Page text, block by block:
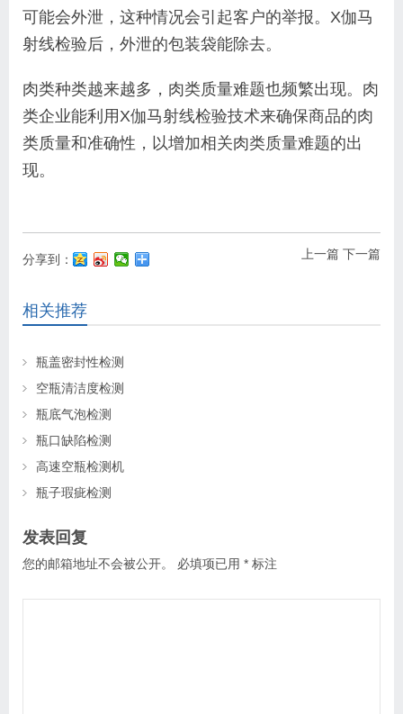
可能会外泄，这种情况会引起客户的举报。X伽马
射线检验后，外泄的包装袋能除去。
肉类种类越来越多，肉类质量难题也频繁出现。肉
类企业能利用X伽马射线检验技术来确保商品的肉
类质量和准确性，以增加相关肉类质量难题的出
现。
上一篇 下一篇
分享到：
相关推荐
瓶盖密封性检测
空瓶清洁度检测
瓶底气泡检测
瓶口缺陷检测
高速空瓶检测机
瓶子瑕疵检测
发表回复
您的邮箱地址不会被公开。 必填项已用 * 标注